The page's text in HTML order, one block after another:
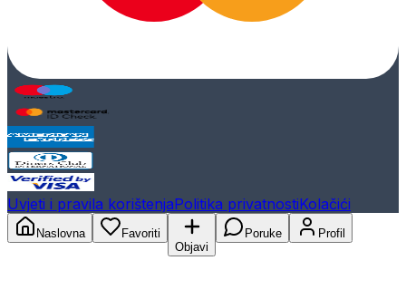
Uvjeti i pravila korištenjaPolitika privatnostiKolačići
Naslovna
Favoriti
Objavi
Poruke Profil